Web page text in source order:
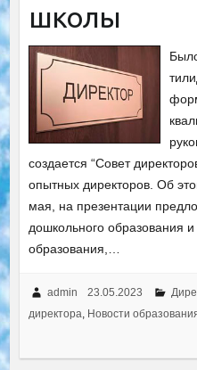
школы
создается “Совет
опытных директоров. Об
мая, на презентации
дошкольного образования
образования,…
admin 23.05.2023
директора, Новости